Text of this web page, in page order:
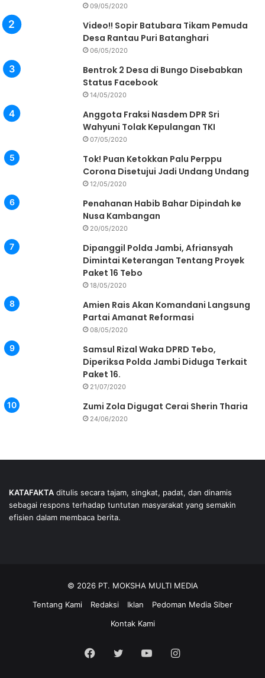
09/05/2020
Video!! Sopir Batubara Tikam Pemuda
Desa Rantau Puri Batanghari
06/05/2020
Bentrok 2 Desa di Bungo Disebabkan
Status Facebook
14/05/2020
Anggota Fraksi Nasdem DPR Sri
Wahyuni Tolak Kepulangan TKI
07/05/2020
Tok! Puan Ketokkan Palu Perppu
Corona Disetujui Jadi Undang Undang
12/05/2020
Penahanan Habib Bahar Dipindah ke
Nusa Kambangan
20/05/2020
Dipanggil Polda Jambi, Afriansyah
Dimintai Keterangan Tentang Proyek
Paket 16 Tebo
18/05/2020
Amien Rais Akan Komandani Langsung
Partai Amanat Reformasi
08/05/2020
Samsul Rizal Waka DPRD Tebo,
Diperiksa Polda Jambi Diduga Terkait
Paket 16.
21/07/2020
Zumi Zola Digugat Cerai Sherin Tharia
24/06/2020
KATAFAKTA ditulis secara tajam, singkat, padat, dan dinamis
sebagai respons terhadap tuntutan masyarakat yang semakin
efisien dalam membaca berita.
© 2026 PT. MOKSHA MULTI MEDIA
Tentang Kami
Redaksi Iklan
Pedoman Media Siber
Kontak Kami
Facebook
Twitter YouTubeInstagram